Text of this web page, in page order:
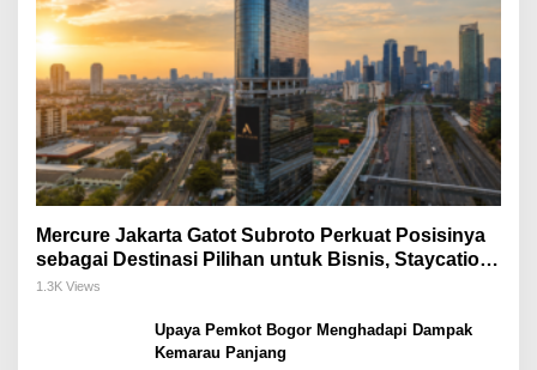
Mercure Jakarta Gatot Subroto Perkuat Posisinya
sebagai Destinasi Pilihan untuk Bisnis, Staycation,
Meeting, dan Kuliner di Jakarta Selatan
1.3K Views
Upaya Pemkot Bogor Menghadapi Dampak
Kemarau Panjang